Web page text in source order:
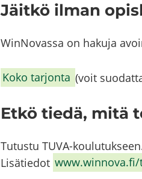
Jäit­kö ilman
WinNovassa on ha­ku­ja
Koko tar­jon­ta (voit
Etkö tiedä, mitä
Tu­tus­tu TUVA-​​
Li­sä­tie­dot www.winnova.fi/